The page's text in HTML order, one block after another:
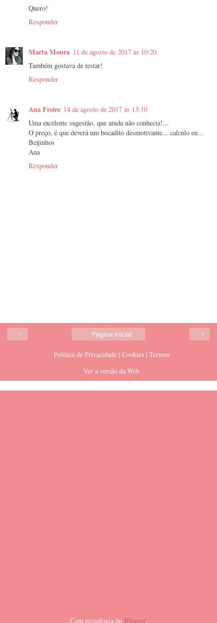
Quero!
Responder
Marta Moura 11 de agosto de 2017 às 10:20
Também gostava de testar!
Responder
Ana Freire 14 de agosto de 2017 às 13:10
Uma excelente sugestão, que ainda não conhecia!...
O preço, é que deverá um bocadito desmotivante... calculo eu...
Beijinhos
Ana
Responder
‹ ›
Página inicial
Política de Privacidade | Cookies | Termos
Ver a versão da Web
Com tecnologia do Blogger.